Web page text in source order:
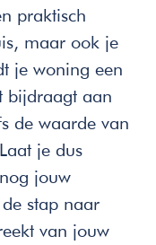
praktisch
maar ook je
je woning een
bijdraagt aan
de waarde van
je dus
jouw
stap naar
van jouw